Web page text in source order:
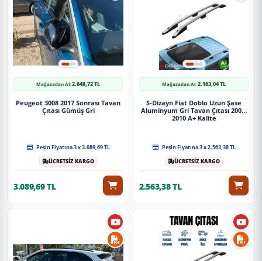
Mağazadan Al:2.648,72 TL
Peugeot 3008 2017 Sonrası Tavan
Çıtası Gümüş Gri
Peşin Fiyatına 3 x 3.089,69 TL
ÜCRETSİZ KARGO
3.089,69 TL
Mağazadan Al:2.163,04 TL
S-Dizayn Fiat Doblo Uzun Şase
Aluminyum Gri Tavan Çıtası 2001-
2010 A+ Kalite
Peşin Fiyatına 3 x 2.563,38 TL
ÜCRETSİZ KARGO
2.563,38 TL